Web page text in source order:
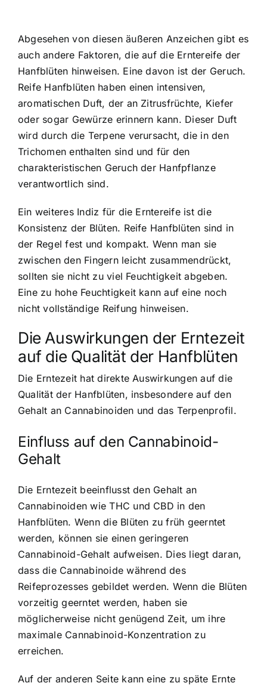
Abgesehen von diesen äußeren Anzeichen gibt es
auch andere Faktoren, die auf die Erntereife der
Hanfblüten hinweisen. Eine davon ist der Geruch.
Reife Hanfblüten haben einen intensiven,
aromatischen Duft, der an Zitrusfrüchte, Kiefer
oder sogar Gewürze erinnern kann. Dieser Duft
wird durch die Terpene verursacht, die in den
Trichomen enthalten sind und für den
charakteristischen Geruch der Hanfpflanze
verantwortlich sind.
Ein weiteres Indiz für die Erntereife ist die
Konsistenz der Blüten. Reife Hanfblüten sind in
der Regel fest und kompakt. Wenn man sie
zwischen den Fingern leicht zusammendrückt,
sollten sie nicht zu viel Feuchtigkeit abgeben.
Eine zu hohe Feuchtigkeit kann auf eine noch
nicht vollständige Reifung hinweisen.
Die Auswirkungen der Erntezeit
auf die Qualität der Hanfblüten
Die Erntezeit hat direkte Auswirkungen auf die
Qualität der Hanfblüten, insbesondere auf den
Gehalt an Cannabinoiden und das Terpenprofil.
Einfluss auf den Cannabinoid-
Gehalt
Die Erntezeit beeinflusst den Gehalt an
Cannabinoiden wie THC und CBD in den
Hanfblüten. Wenn die Blüten zu früh geerntet
werden, können sie einen geringeren
Cannabinoid-Gehalt aufweisen. Dies liegt daran,
dass die Cannabinoide während des
Reifeprozesses gebildet werden. Wenn die Blüten
vorzeitig geerntet werden, haben sie
möglicherweise nicht genügend Zeit, um ihre
maximale Cannabinoid-Konzentration zu
erreichen.
Auf der anderen Seite kann eine zu späte Ernte